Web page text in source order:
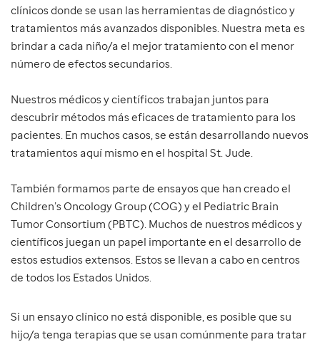
clínicos donde se usan las herramientas de diagnóstico y
tratamientos más avanzados disponibles. Nuestra meta es
brindar a cada niño/a el mejor tratamiento con el menor
número de efectos secundarios.
Nuestros médicos y científicos trabajan juntos para
descubrir métodos más eficaces de tratamiento para los
pacientes. En muchos casos, se están desarrollando nuevos
tratamientos aquí mismo en el hospital St. Jude.
También formamos parte de ensayos que han creado el
Children’s Oncology Group (COG) y el Pediatric Brain
Tumor Consortium (PBTC). Muchos de nuestros médicos y
científicos juegan un papel importante en el desarrollo de
estos estudios extensos. Estos se llevan a cabo en centros
de todos los Estados Unidos.
Si un ensayo clínico no está disponible, es posible que su
hijo/a tenga terapias que se usan comúnmente para tratar